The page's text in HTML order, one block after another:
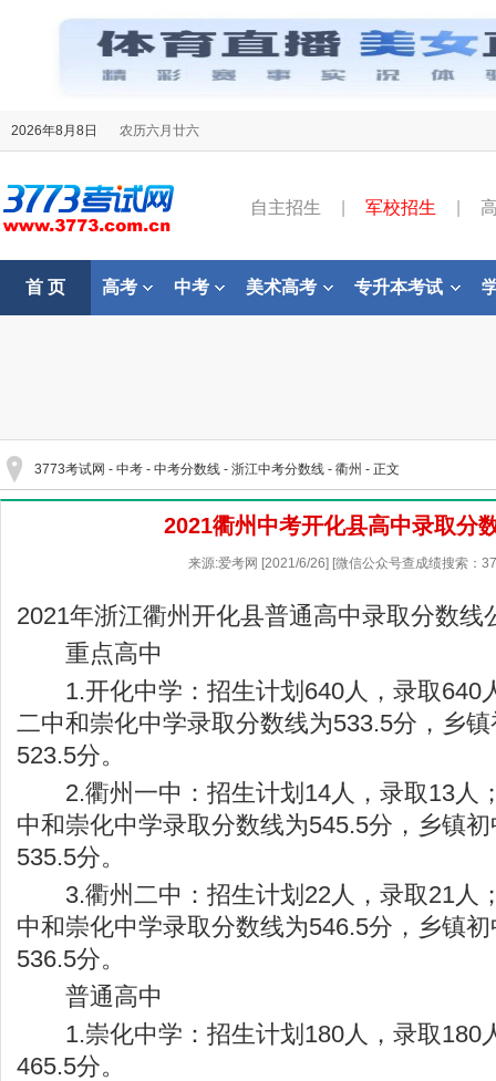
2026年8月8日 农历六月廿六
自主招生 军校招生
首 页 高考 中考 美术高考 专升本考试
3773考试网 - 中考 - 中考分数线 - 浙江中考分数线 - 衢州 - 正文
2021衢州中考开化县高中录取分
来源:爱考网 [2021/6/26] [微信公众号查成绩搜索：
2021年浙江衢州开化县普通高中录取分数线
重点高中
1.开化中学：招生计划640人，录取640
二中和崇化中学录取分数线为533.5分，乡
523.5分。
2.衢州一中：招生计划14人，录取13人
中和崇化中学录取分数线为545.5分，乡镇
535.5分。
3.衢州二中：招生计划22人，录取21人
中和崇化中学录取分数线为546.5分，乡镇
536.5分。
普通高中
1.崇化中学：招生计划180人，录取180
465.5分。